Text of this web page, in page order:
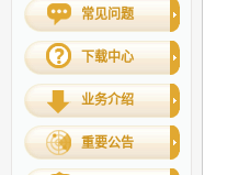
常见问题
下载中心
业务介绍
重要公告